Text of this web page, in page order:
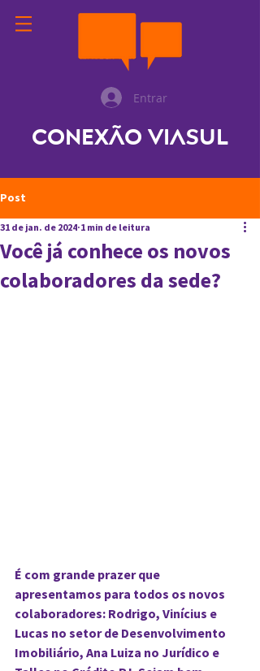
Entrar
Conexão ViaSul
Post
Você já conhece os novos
colaboradores da sede?
31 de jan. de 2024 1 min de leitura
É com grande prazer que
apresentamos para todos os novos
colaboradores: Rodrigo, Vinícius e
Lucas no setor de Desenvolvimento
Imobiliário, Ana Luiza no Jurídico e